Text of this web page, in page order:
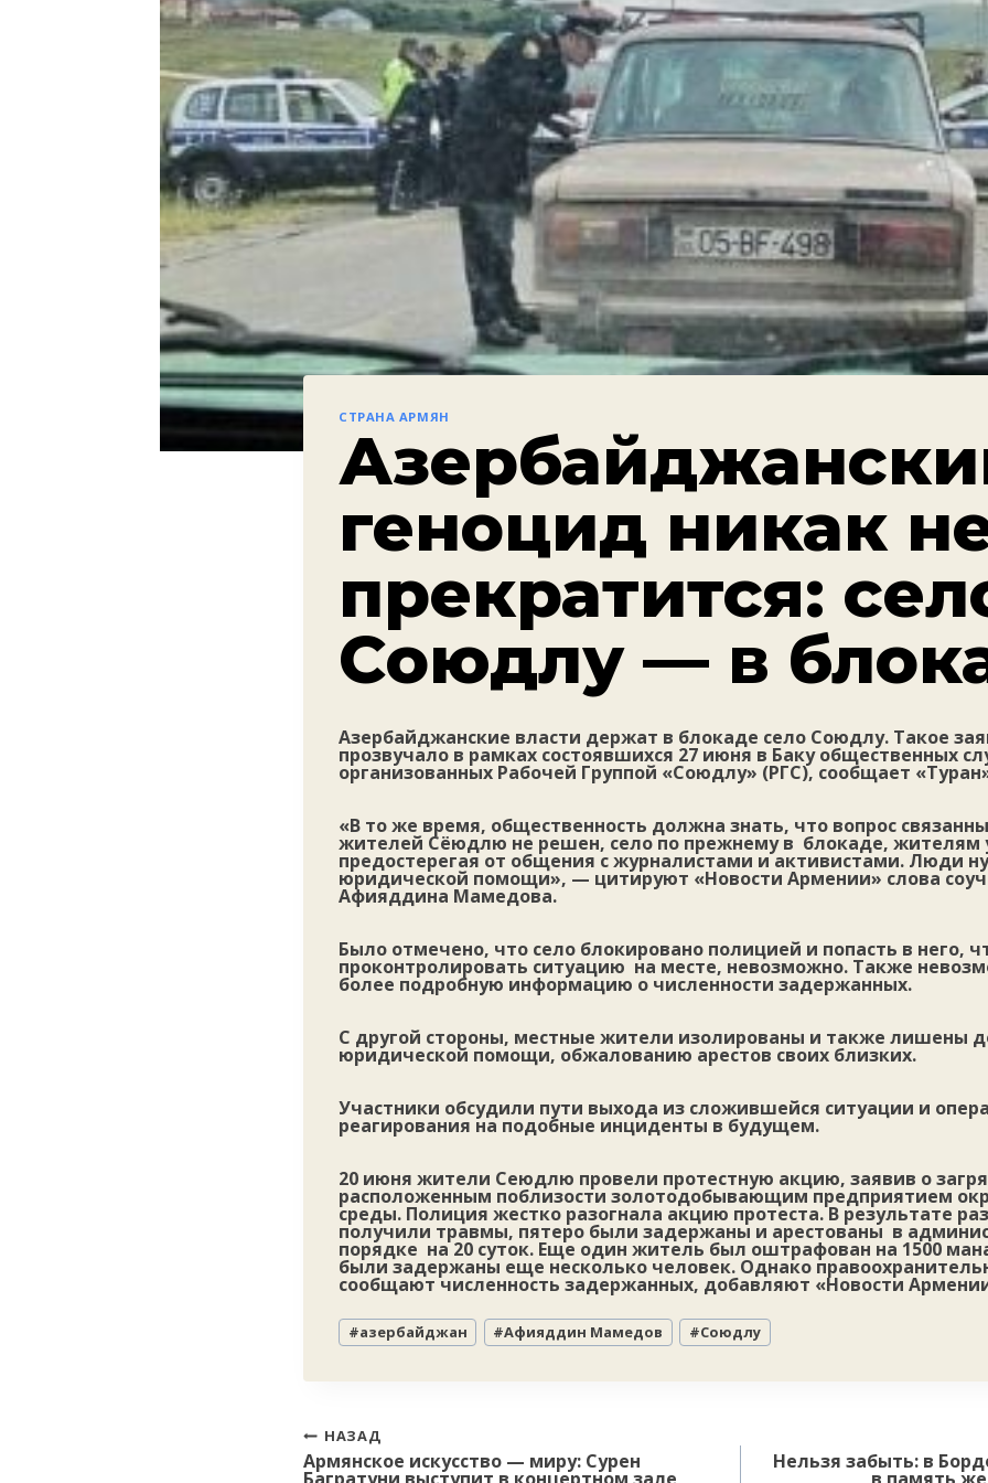
СТРАНА АРМЯН
геноцид никак
прекратится:
Союдлу — в
Азербайджанские власти держат в блокаде село Союдлу. Такое
прозвучало в рамках состоявшихся 27 июня в Баку общественных
организованных Рабочей Группой «Союдлу» (РГС), сообщает
«В то же время, общественность должна знать, что вопрос
жителей Сёюдлю не решен, село по прежнему в блокаде, жителям
предостерегая от общения с журналистами и активистами. Люди
юридической помощи», — цитируют «Новости Армении» слова
Афияддина Мамедова.
Было отмечено, что село блокировано полицией и попасть в него,
проконтролировать ситуацию на месте, невозможно. Также
более подробную информацию о численности задержанных.
С другой стороны, местные жители изолированы и также лишены
юридической помощи, обжалованию арестов своих близких.
Участники обсудили пути выхода из сложившейся ситуации и
реагирования на подобные инциденты в будущем.
20 июня жители Сеюдлю провели протестную акцию, заявив о
расположенным поблизости золотодобывающим предприятием
среды. Полиция жестко разогнала акцию протеста. В результате
получили травмы, пятеро были задержаны и арестованы в
порядке на 20 суток. Еще один житель был оштрафован на 1500
были задержаны еще несколько человек. Однако
сообщают численность задержанных, добавляют «Новости
Метки
записи:
#азербайджан #Афияддин Мамедов #Союдлу
Навигация
по
НАЗАД
Армянское искусство — миру: Сурен Нельзя забыть: в